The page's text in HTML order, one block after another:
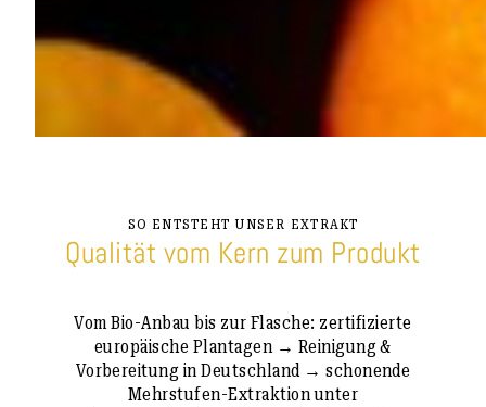
Qualität vom Kern zum Produkt
SO ENTSTEHT UNSER EXTRAKT
Vom Bio-Anbau bis zur Flasche: zertifizierte
europäische Plantagen → Reinigung &
Vorbereitung in Deutschland → schonende
Mehrstufen-Extraktion unter